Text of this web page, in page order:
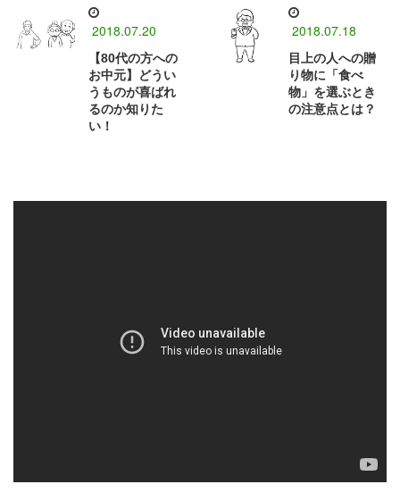
2018.07.20
【80代の方への
お中元】どうい
うものが喜ばれ
るのか知りた
い！
2018.07.18
目上の人への贈
り物に「食べ
物」を選ぶとき
の注意点とは？